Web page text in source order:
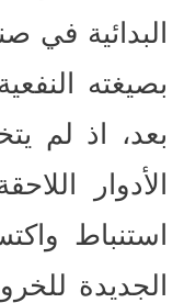
البدائية في
بصيغته
بعد، اذ لم
الأدوار
استنباط
الجديدة